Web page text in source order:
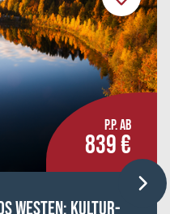
P.P. AB
839 €
Westen: Kultur-